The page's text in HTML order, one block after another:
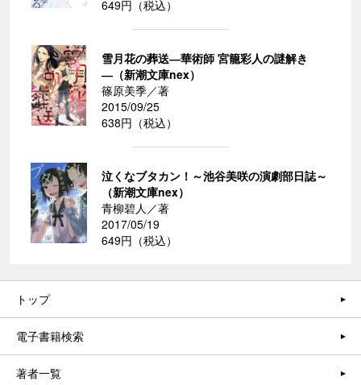
649円（税込）
雪月花の葬送―華術師 宮籠彩人の謎解き
―（新潮文庫nex）
篠原美季／著
2015/09/25
638円（税込）
泣くなブタカン！～池谷美咲の演劇部日誌～
（新潮文庫nex）
青柳碧人／著
2017/05/19
649円（税込）
トップ
電子書籍検索
著者一覧